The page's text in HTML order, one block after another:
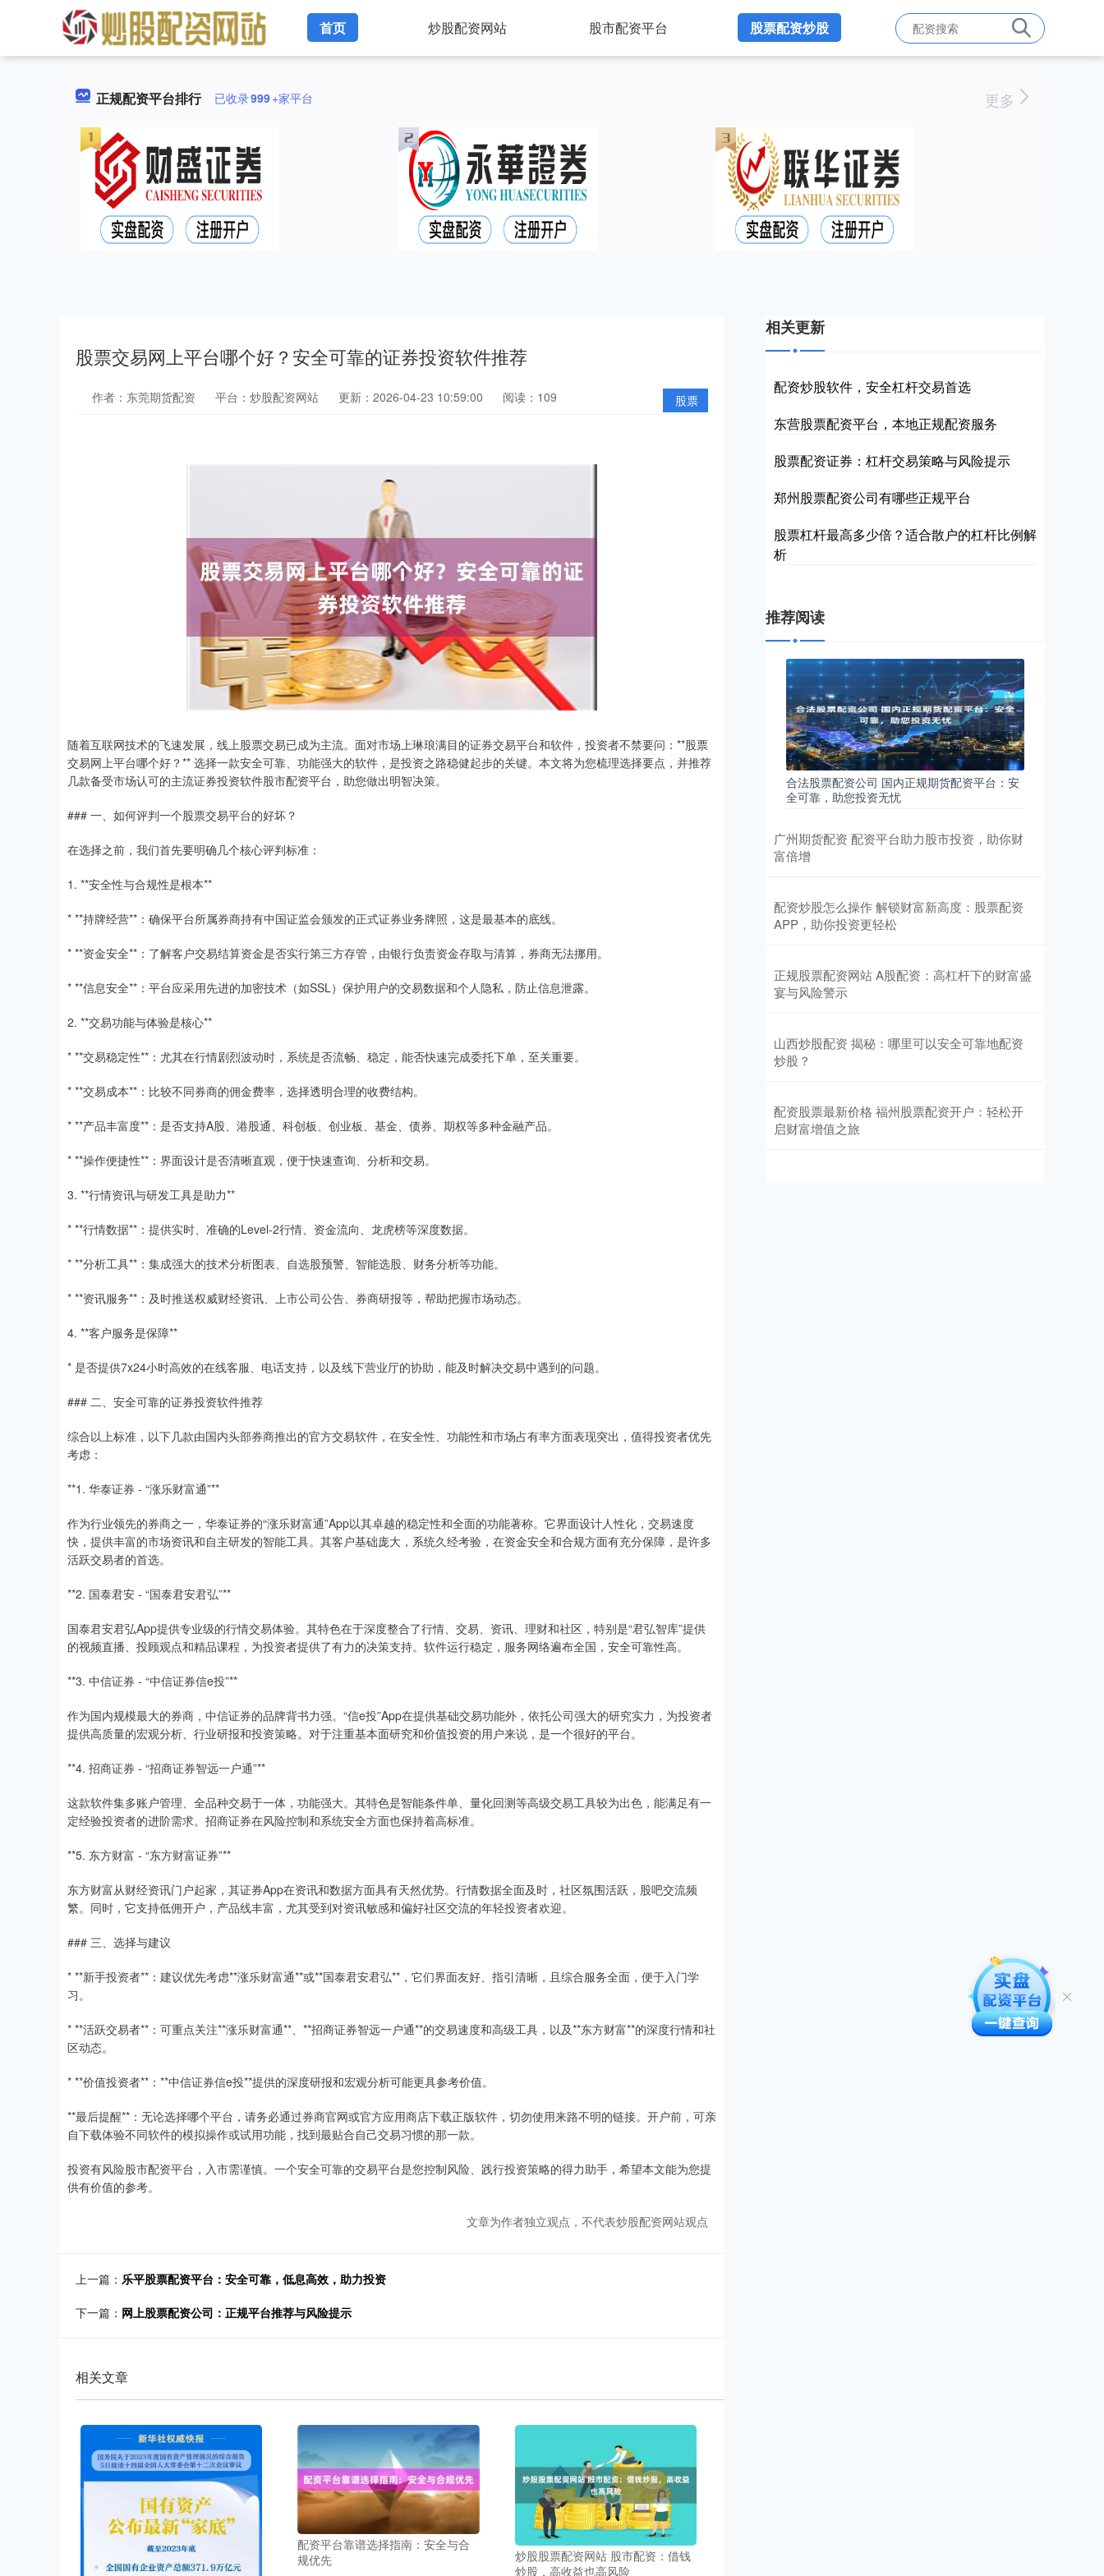
首页 炒股配资网站 股市配资平台 股票配资炒股
正规配资平台排行 已收录999+家平台 更多
股票交易网上平台哪个好？安全可靠的证券投资软件推荐
股票
作者：东莞期货配资 平台：炒股配资网站 更新：2026-04-23 10:59:00 阅读：109
随着互联网技术的飞速发展，线上股票交易已成为主流。面对市场上琳琅满目的证券交易平台和软件，投资者不禁要问：**股票
交易网上平台哪个好？** 选择一款安全可靠、功能强大的软件，是投资之路稳健起步的关键。本文将为您梳理选择要点，并推荐
几款备受市场认可的主流证券投资软件股市配资平台，助您做出明智决策。
### 一、如何评判一个股票交易平台的好坏？
在选择之前，我们首先要明确几个核心评判标准：
1. **安全性与合规性是根本**
* **持牌经营**：确保平台所属券商持有中国证监会颁发的正式证券业务牌照，这是最基本的底线。
* **资金安全**：了解客户交易结算资金是否实行第三方存管，由银行负责资金存取与清算，券商无法挪用。
* **信息安全**：平台应采用先进的加密技术（如SSL）保护用户的交易数据和个人隐私，防止信息泄露。
2. **交易功能与体验是核心**
* **交易稳定性**：尤其在行情剧烈波动时，系统是否流畅、稳定，能否快速完成委托下单，至关重要。
* **交易成本**：比较不同券商的佣金费率，选择透明合理的收费结构。
* **产品丰富度**：是否支持A股、港股通、科创板、创业板、基金、债券、期权等多种金融产品。
* **操作便捷性**：界面设计是否清晰直观，便于快速查询、分析和交易。
3. **行情资讯与研发工具是助力**
* **行情数据**：提供实时、准确的Level-2行情、资金流向、龙虎榜等深度数据。
* **分析工具**：集成强大的技术分析图表、自选股预警、智能选股、财务分析等功能。
* **资讯服务**：及时推送权威财经资讯、上市公司公告、券商研报等，帮助把握市场动态。
4. **客户服务是保障**
* 是否提供7x24小时高效的在线客服、电话支持，以及线下营业厅的协助，能及时解决交易中遇到的问题。
### 二、安全可靠的证券投资软件推荐
综合以上标准，以下几款由国内头部券商推出的官方交易软件，在安全性、功能性和市场占有率方面表现突出，值得投资者优先
考虑：
**1. 华泰证券 - “涨乐财富通”**
作为行业领先的券商之一，华泰证券的“涨乐财富通”App以其卓越的稳定性和全面的功能著称。它界面设计人性化，交易速度
快，提供丰富的市场资讯和自主研发的智能工具。其客户基础庞大，系统久经考验，在资金安全和合规方面有充分保障，是许多
活跃交易者的首选。
**2. 国泰君安 - “国泰君安君弘”**
国泰君安君弘App提供专业级的行情交易体验。其特色在于深度整合了行情、交易、资讯、理财和社区，特别是“君弘智库”提供
的视频直播、投顾观点和精品课程，为投资者提供了有力的决策支持。软件运行稳定，服务网络遍布全国，安全可靠性高。
**3. 中信证券 - “中信证券信e投”**
作为国内规模最大的券商，中信证券的品牌背书力强。“信e投”App在提供基础交易功能外，依托公司强大的研究实力，为投资者
提供高质量的宏观分析、行业研报和投资策略。对于注重基本面研究和价值投资的用户来说，是一个很好的平台。
**4. 招商证券 - “招商证券智远一户通”**
这款软件集多账户管理、全品种交易于一体，功能强大。其特色是智能条件单、量化回测等高级交易工具较为出色，能满足有一
定经验投资者的进阶需求。招商证券在风险控制和系统安全方面也保持着高标准。
**5. 东方财富 - “东方财富证券”**
东方财富从财经资讯门户起家，其证券App在资讯和数据方面具有天然优势。行情数据全面及时，社区氛围活跃，股吧交流频
繁。同时，它支持低佣开户，产品线丰富，尤其受到对资讯敏感和偏好社区交流的年轻投资者欢迎。
### 三、选择与建议
* **新手投资者**：建议优先考虑**涨乐财富通**或**国泰君安君弘**，它们界面友好、指引清晰，且综合服务全面，便于入门学
习。
* **活跃交易者**：可重点关注**涨乐财富通**、**招商证券智远一户通**的交易速度和高级工具，以及**东方财富**的深度行情和社
区动态。
* **价值投资者**：**中信证券信e投**提供的深度研报和宏观分析可能更具参考价值。
**最后提醒**：无论选择哪个平台，请务必通过券商官网或官方应用商店下载正版软件，切勿使用来路不明的链接。开户前，可亲
自下载体验不同软件的模拟操作或试用功能，找到最贴合自己交易习惯的那一款。
投资有风险股市配资平台，入市需谨慎。一个安全可靠的交易平台是您控制风险、践行投资策略的得力助手，希望本文能为您提
供有价值的参考。
文章为作者独立观点，不代表炒股配资网站观点
上一篇： 乐平股票配资平台：安全可靠，低息高效，助力投资
下一篇： 网上股票配资公司：正规平台推荐与风险提示
相关文章
配资平台靠谱选择指南：安全与合
规优先
炒股股票配资网站 股市配资：借钱
炒股，高收益也高风险
相关更新
配资炒股软件，安全杠杆交易首选
东营股票配资平台，本地正规配资服务
股票配资证券：杠杆交易策略与风险提示
郑州股票配资公司有哪些正规平台
股票杠杆最高多少倍？适合散户的杠杆比例解
析
推荐阅读
合法股票配资公司 国内正规期货配资平台：安
全可靠，助您投资无忧
广州期货配资 配资平台助力股市投资，助你财
富倍增
配资炒股怎么操作 解锁财富新高度：股票配资
APP，助你投资更轻松
正规股票配资网站 A股配资：高杠杆下的财富盛
宴与风险警示
山西炒股配资 揭秘：哪里可以安全可靠地配资
炒股？
配资股票最新价格 福州股票配资开户：轻松开
启财富增值之旅